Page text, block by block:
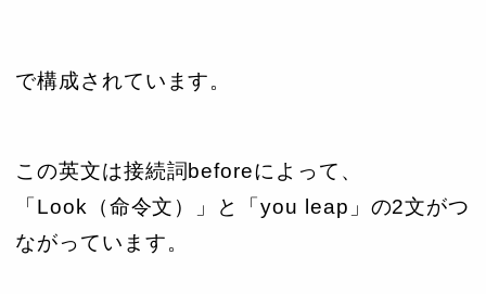
で構成されています。
この英文は接続詞beforeによって、
「Look（命令文）」と「you leap」の2文がつ
ながっています。